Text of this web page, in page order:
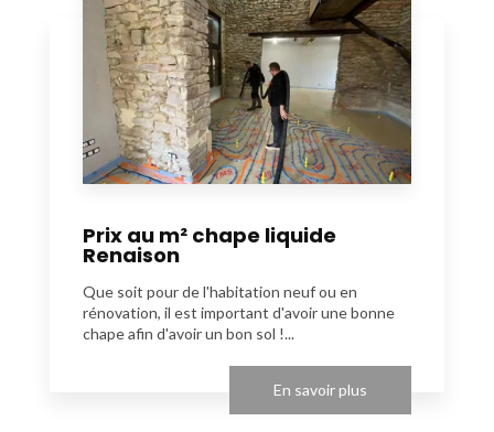
Prix au m² chape liquide
Renaison
Que soit pour de l'habitation neuf ou en
rénovation, il est important d'avoir une bonne
chape afin d'avoir un bon sol !...
En savoir plus